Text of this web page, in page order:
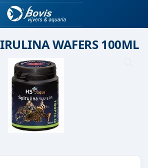
WAFERS 100ML